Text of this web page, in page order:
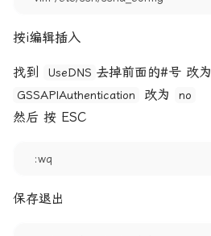
按i编辑插入
找到 UseDNS 去掉前面的#号 改为
GSSAPIAuthentication
改为 no
然后 按 ESC
:wq
保存退出